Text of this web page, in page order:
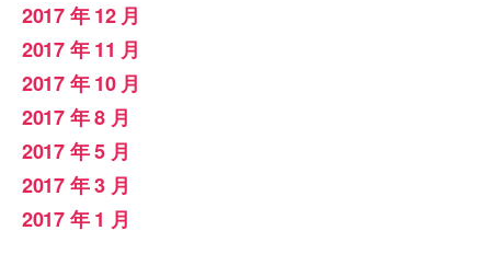
2017 年 12 月
2017 年 11 月
2017 年 10 月
2017 年 8 月
2017 年 5 月
2017 年 3 月
2017 年 1 月